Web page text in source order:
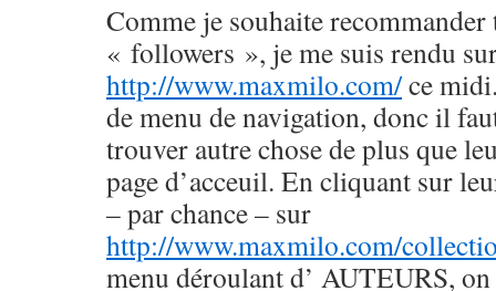
Comme je souhaite
« followers », je me suis rendu
http://www.maxmilo.com/ce
de menu de navigation, donc il
trouver autre chose de plus que
page d’acceuil. En cliquant sur
– par chance – sur
http://www.maxmilo.com/
menu déroulant d’ AUTEURS,